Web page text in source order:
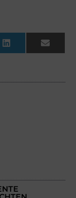
LinkedInEmail